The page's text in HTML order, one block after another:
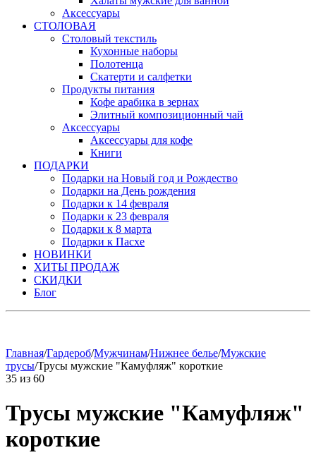
Аксессуары
СТОЛОВАЯ
Столовый текстиль
Кухонные наборы
Полотенца
Скатерти и салфетки
Продукты питания
Кофе арабика в зернах
Элитный композиционный чай
Аксессуары
Аксессуары для кофе
Книги
ПОДАРКИ
Подарки на Новый год и Рождество
Подарки на День рождения
Подарки к 14 февраля
Подарки к 23 февраля
Подарки к 8 марта
Подарки к Пасхе
НОВИНКИ
ХИТЫ ПРОДАЖ
СКИДКИ
Блог
Главная/Гардероб/Мужчинам/Нижнее белье/Мужские
трусы/Трусы мужские "Камуфляж" короткие
35 из 60
Трусы мужские "Камуфляж"
короткие